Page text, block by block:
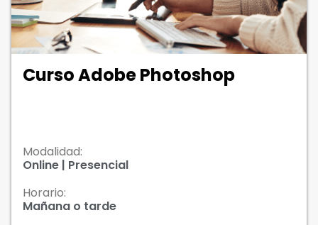
Curso Adobe Photoshop
Modalidad:
Online | Presencial
Horario:
Mañana o tarde